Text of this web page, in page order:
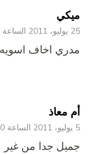
ميكي
25 يوليو، 2011 الساعة 12:00 ص
مدري اخاف
أم معاذ
5 يوليو، 2011 الساعة 12:00 ص
جميل جدا من غير